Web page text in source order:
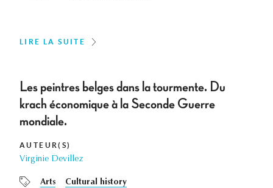
LIRE LA SUITE
Les peintres belges dans la tourmente. Du
krach économique à la Seconde Guerre
mondiale.
AUTEUR(S)
Virginie Devillez
Arts Cultural history